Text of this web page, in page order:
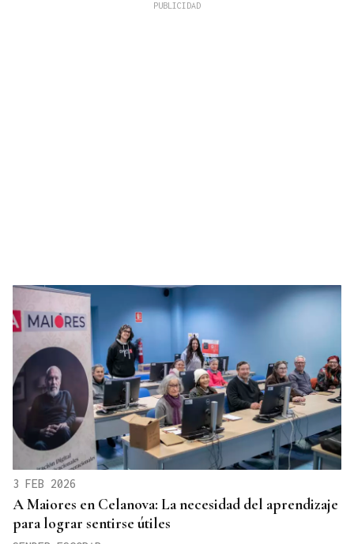
3 FEB 2026
A Maiores en Celanova: La necesidad del aprendizaje
para lograr sentirse útiles